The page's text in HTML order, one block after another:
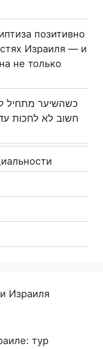
позитивно
Израиля — и
не только
כשהשיער מתחיל
חשוב לא לחכות
Израиля
тур